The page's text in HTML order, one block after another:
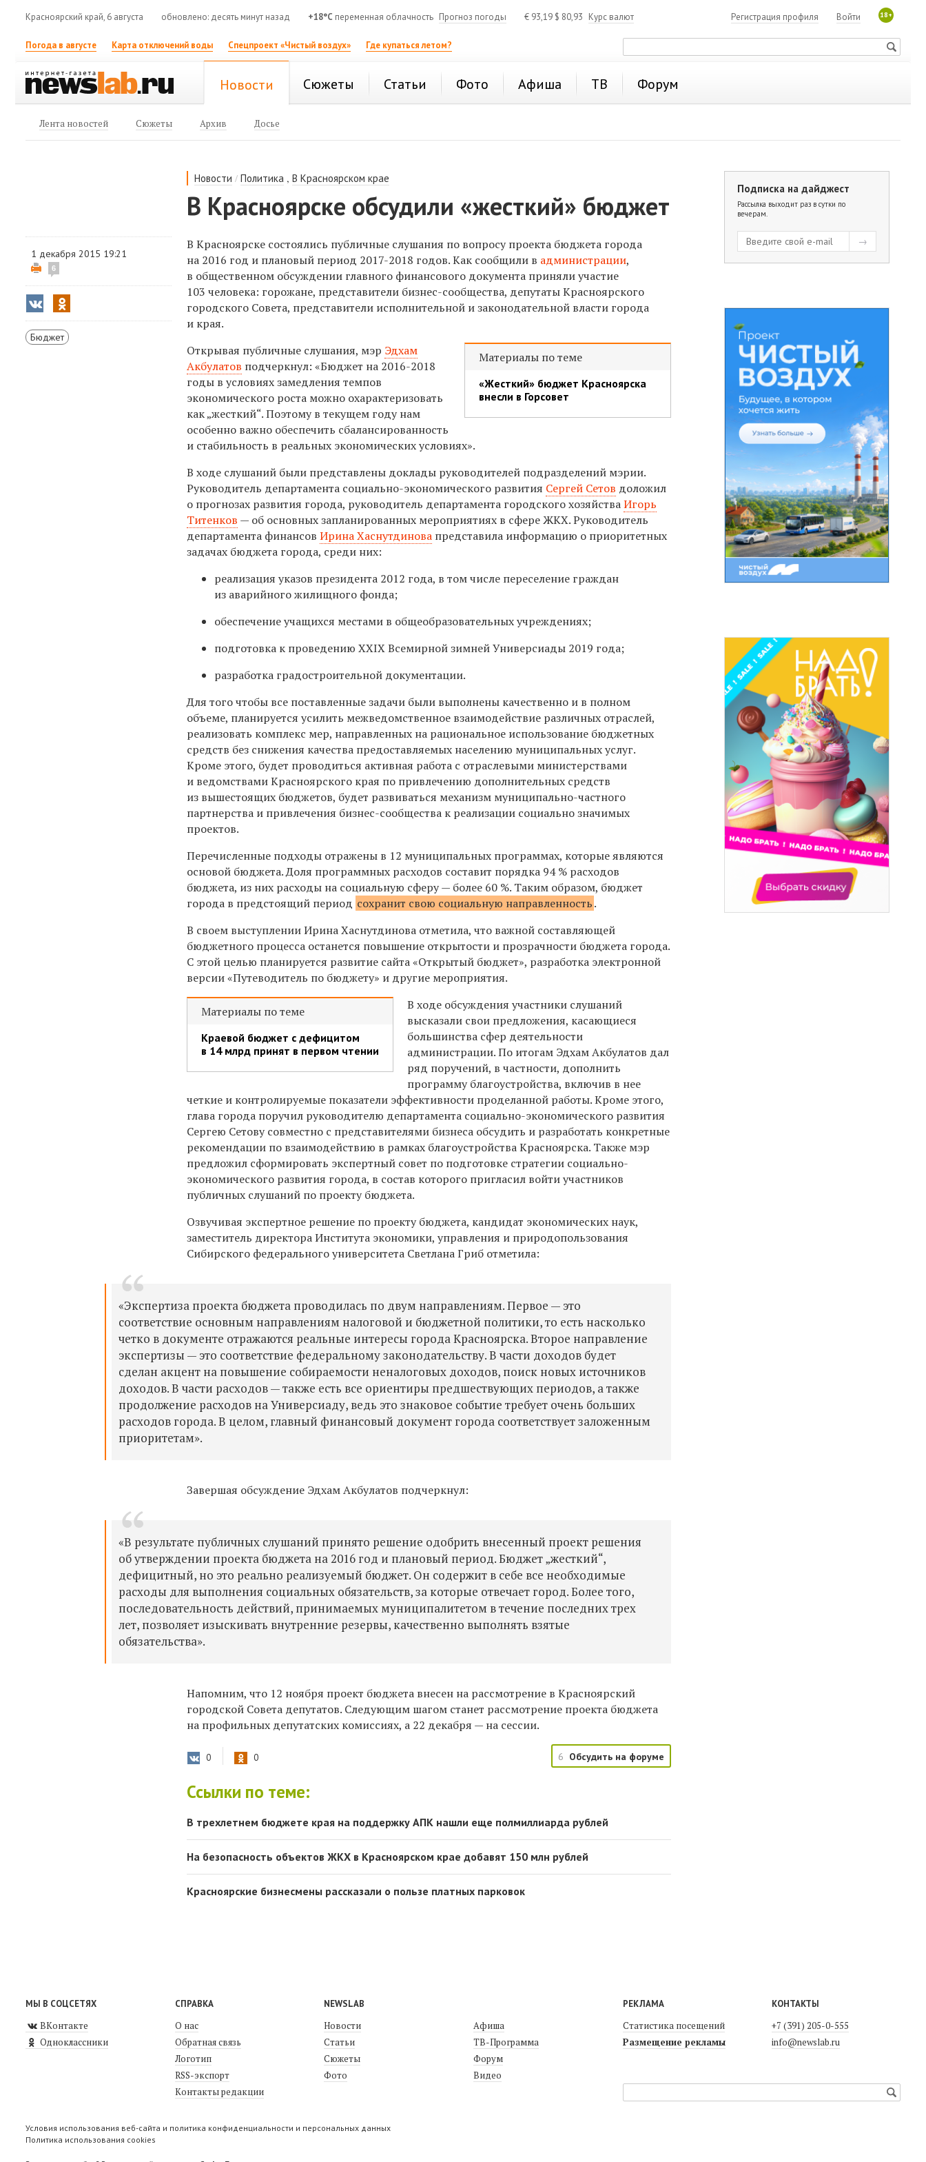
Красноярский край, 6 августа обновлено: десять минут назад +18°C переменная облачность Прогноз погоды € 93,19 $ 80,93 Курс валют 18+
Войти
Регистрация профиля
Погода в августе Карта отключений воды Спецпроект «Чистый воздух» Где купаться летом?
Новости Сюжеты Статьи Фото Афиша ТВ Форум
Лента новостей Сюжеты Архив Досье
Новости /Политика ,В Красноярском крае
В Красноярске обсудили «жесткий» бюджет
1 декабря 2015 19:21
6
Бюджет
В Красноярске состоялись публичные слушания по вопросу проекта бюджета города
на 2016 год и плановый период 2017-2018 годов.Как сообщили в администрации,
в общественном обсуждении главного финансового документа приняли участие
103 человека: горожане, представители бизнес-сообщества, депутаты Красноярского
городского Совета, представители исполнительной и законодательной власти города
и края.
Материалы по теме
«Жесткий» бюджет Красноярска
внесли в Горсовет
Открывая публичные слушания, мэр Эдхам
Акбулатов подчеркнул: «Бюджет на 2016-2018
годы в условиях замедления темпов
экономического роста можно охарактеризовать
как „жесткий“. Поэтому в текущем году нам
особенно важно обеспечить сбалансированность
и стабильность в реальных экономических условиях».
В ходе слушаний были представлены доклады руководителей подразделений мэрии.
Руководитель департамента социально-экономического развития Сергей Сетов доложил
о прогнозах развития города, руководитель департамента городского хозяйстваИгорь
Титенков — об основных запланированных мероприятиях в сфере ЖКХ. Руководитель
департамента финансовИрина Хаснутдинова представила информацию о приоритетных
задачах бюджета города, среди них:
реализация указов президента 2012 года, в том числе переселение граждан
из аварийного жилищного фонда;
обеспечение учащихся местами в общеобразовательных учреждениях;
подготовка к проведению XXIX Всемирной зимней Универсиады 2019 года;
разработка градостроительной документации.
Для того чтобы все поставленные задачи были выполнены качественно и в полном
объеме, планируется усилить межведомственное взаимодействие различных отраслей,
реализовать комплекс мер, направленных на рациональное использование бюджетных
средств без снижения качества предоставляемых населению муниципальных услуг.
Кроме этого, будет проводиться активная работа с отраслевыми министерствами
и ведомствами Красноярского края по привлечению дополнительных средств
из вышестоящих бюджетов, будет развиваться механизм муниципально-частного
партнерства и привлечения бизнес-сообщества к реализации социально значимых
проектов.
Перечисленные подходы отражены в 12 муниципальных программах, которые являются
основой бюджета. Доля программных расходов составит порядка 94 % расходов
бюджета, из них расходы на социальную сферу — более 60 %. Таким образом, бюджет
города в предстоящий период сохранит свою социальную направленность.
В своем выступлении Ирина Хаснутдинова отметила, что важной составляющей
бюджетного процесса останется повышение открытости и прозрачности бюджета города.
С этой целью планируется развитие сайта «Открытый бюджет», разработка электронной
версии «Путеводитель по бюджету» и другие мероприятия.
Материалы по теме
Краевой бюджет с дефицитом
в 14 млрд принят в первом чтении
В ходе обсуждения участники слушаний
высказали свои предложения, касающиеся
большинства сфер деятельности
администрации. По итогам Эдхам Акбулатов дал
ряд поручений, в частности, дополнить
программу благоустройства, включив в нее
четкие и контролируемые показатели эффективности проделанной работы. Кроме этого,
глава города поручил руководителю департамента социально-экономического развития
Сергею Сетову совместно с представителями бизнеса обсудить и разработать конкретные
рекомендации по взаимодействию в рамках благоустройства Красноярска. Также мэр
предложил сформировать экспертный совет по подготовке стратегии социально-
экономического развития города, в состав которого пригласил войти участников
публичных слушаний по проекту бюджета.
Озвучивая экспертное решение по проекту бюджета, кандидат экономических наук,
заместитель директора Института экономики, управления и природопользования
Сибирского федерального университета Светлана Гриб отметила:
«Экспертиза проекта бюджета проводилась по двум направлениям. Первое — это
соответствие основным направлениям налоговой и бюджетной политики, то есть насколько
четко в документе отражаются реальные интересы города Красноярска. Второе направление
экспертизы — это соответствие федеральному законодательству. В части доходов будет
сделан акцент на повышение собираемости неналоговых доходов, поиск новых источников
доходов. В части расходов — также есть все ориентиры предшествующих периодов, а также
продолжение расходов на Универсиаду, ведь это знаковое событие требует очень больших
расходов города. В целом, главный финансовый документ города соответствует заложенным
приоритетам».
Завершая обсуждение Эдхам Акбулатов подчеркнул:
«В результате публичных слушаний принято решение одобрить внесенный проект решения
об утверждении проекта бюджета на 2016 год и плановый период. Бюджет „жесткий“,
дефицитный, но это реально реализуемый бюджет. Он содержит в себе все необходимые
расходы для выполнения социальных обязательств, за которые отвечает город. Более того,
последовательность действий, принимаемых муниципалитетом в течение последних трех
лет, позволяет изыскивать внутренние резервы, качественно выполнять взятые
обязательства».
Напомним, что 12 ноября проект бюджета внесен на рассмотрение в Красноярский
городской Совета депутатов. Следующим шагом станет рассмотрение проекта бюджета
на профильных депутатских комиссиях, а 22 декабря — на сессии.
0 0 6 Обсудить на форуме
Ссылки по теме:
В трехлетнем бюджете края на поддержку АПК нашли еще полмиллиарда рублей
На безопасность объектов ЖКХ в Красноярском крае добавят 150 млн рублей
Красноярские бизнесмены рассказали о пользе платных парковок
Подписка на дайджест
Рассылка выходит раз в сутки по
вечерам.
МЫ В СОЦСЕТЯХ
ВКонтакте
Одноклассники
СПРАВКА
О нас
Обратная связь
Логотип
RSS-экспорт
Контакты редакции
NEWSLAB
Новости
Статьи
Сюжеты
Фото
Афиша
ТВ-Программа
Форум
Видео
РЕКЛАМА
Статистика посещений
Размещение рекламы
КОНТАКТЫ
+7 (391) 205-0-555
info@newslab.ru
Условия использования веб-сайта и политика конфиденциальности и персональных данных
Политика использования cookies